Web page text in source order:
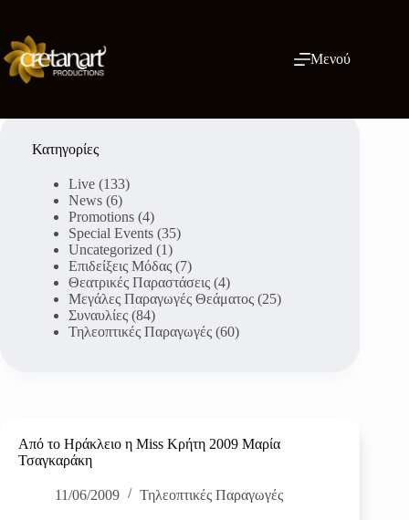
περιεχόμενο
Μενού
Από το Ηράκλειο η Miss Κρήτη 2009 Μαρία
Τσαγκαράκη
11/06/2009 Τηλεοπτικές Παραγωγές
Κατηγορίες
Live (133)
News (6)
Promotions (4)
Special Events (35)
Uncategorized (1)
Επιδείξεις Μόδας (7)
Θεατρικές Παραστάσεις (4)
Μεγάλες Παραγωγές Θεάματος (25)
Συναυλίες (84)
Τηλεοπτικές Παραγωγές (60)